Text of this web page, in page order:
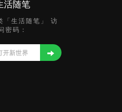
活随笔
「生活随笔」 访
密码：